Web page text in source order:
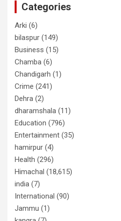
Categories
Arki (6)
bilaspur (149)
Business (15)
Chamba (6)
Chandigarh (1)
Crime (241)
Dehra (2)
dharamshala (11)
Education (796)
Entertainment (35)
hamirpur (4)
Health (296)
Himachal (18,615)
india (7)
International (90)
Jammu (1)